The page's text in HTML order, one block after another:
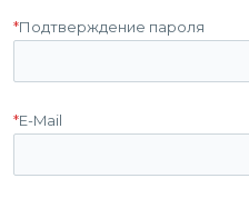
*Подтверждение пароля
*E-Mail